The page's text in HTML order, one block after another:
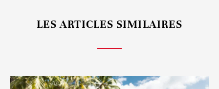
LES ARTICLES SIMILAIRES